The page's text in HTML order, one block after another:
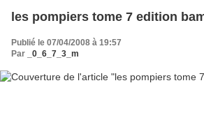
les pompiers tome 7 edition
Publié le 07/04/2008 à 19:57
Par
_0_6_7_3_m